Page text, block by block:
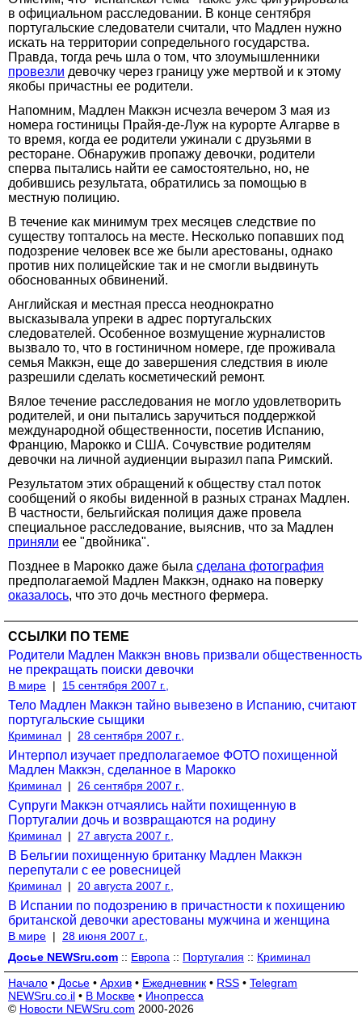
в официальном расследовании. В конце сентября
португальские следователи считали, что Мадлен нужно
искать на территории сопредельного государства.
Правда, тогда речь шла о том, что злоумышленники
провезли девочку через границу уже мертвой и к этому
якобы причастны ее родители.
Напомним, Мадлен Маккэн исчезла вечером 3 мая из
номера гостиницы Прайя-де-Луж на курорте Алгарве в
то время, когда ее родители ужинали с друзьями в
ресторане. Обнаружив пропажу девочки, родители
сперва пытались найти ее самостоятельно, но, не
добившись результата, обратились за помощью в
местную полицию.
В течение как минимум трех месяцев следствие по
существу топталось на месте. Несколько попавших под
подозрение человек все же были арестованы, однако
против них полицейские так и не смогли выдвинуть
обоснованных обвинений.
Английская и местная пресса неоднократно
высказывала упреки в адрес португальских
следователей. Особенное возмущение журналистов
вызвало то, что в гостиничном номере, где проживала
семья Маккэн, еще до завершения следствия в июле
разрешили сделать косметический ремонт.
Вялое течение расследования не могло удовлетворить
родителей, и они пытались заручиться поддержкой
международной общественности, посетив Испанию,
Францию, Марокко и США. Сочувствие родителям
девочки на личной аудиенции выразил папа Римский.
Результатом этих обращений к обществу стал поток
сообщений о якобы виденной в разных странах Мадлен.
В частности, бельгийская полиция даже провела
специальное расследование, выяснив, что за Мадлен
приняли ее "двойника".
Позднее в Марокко даже была сделана фотография
предполагаемой Мадлен Маккэн, однако на поверку
оказалось, что это дочь местного фермера.
ССЫЛКИ ПО ТЕМЕ
Родители Мадлен Маккэн вновь призвали общественность
не прекращать поиски девочки
В мире | 15 сентября 2007 г.,
Тело Мадлен Маккэн тайно вывезено в Испанию, считают
португальские сыщики
Криминал | 28 сентября 2007 г.,
Интерпол изучает предполагаемое ФОТО похищенной
Мадлен Маккэн, сделанное в Марокко
Криминал | 26 сентября 2007 г.,
Супруги Маккэн отчаялись найти похищенную в
Португалии дочь и возвращаются на родину
Криминал | 27 августа 2007 г.,
В Бельгии похищенную британку Мадлен Маккэн
перепутали с ее ровесницей
Криминал | 20 августа 2007 г.,
В Испании по подозрению в причастности к похищению
британской девочки арестованы мужчина и женщина
В мире |
28 июня 2007 г.,
Досье NEWSru.com :: Европа :: Португалия :: Криминал
Начало • Досье • Архив • Ежедневник • RSS • Telegram
NEWSru.co.il • В Москве • Инопресса
© Новости NEWSru.com 2000-2026